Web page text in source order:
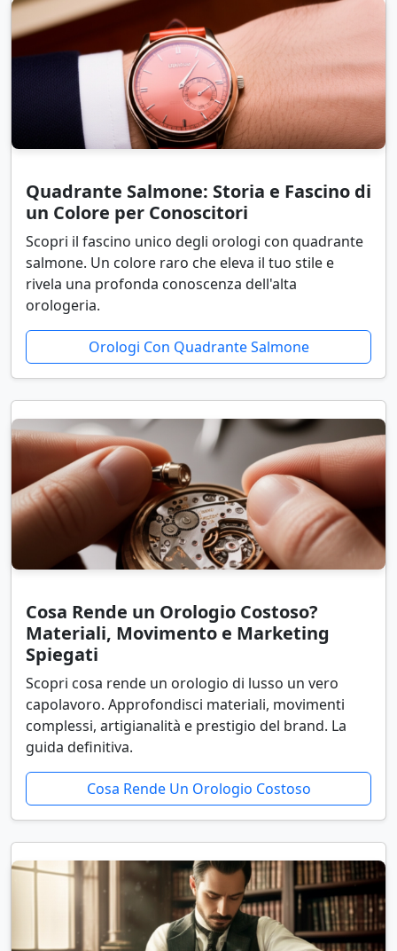
Quadrante Salmone: Storia e Fascino di
un Colore per Conoscitori
Scopri il fascino unico degli orologi con quadrante
salmone. Un colore raro che eleva il tuo stile e
rivela una profonda conoscenza dell'alta
orologeria.
Orologi Con Quadrante Salmone
Cosa Rende un Orologio Costoso?
Materiali, Movimento e Marketing
Spiegati
Scopri cosa rende un orologio di lusso un vero
capolavoro. Approfondisci materiali, movimenti
complessi, artigianalità e prestigio del brand. La
guida definitiva.
Cosa Rende Un Orologio Costoso